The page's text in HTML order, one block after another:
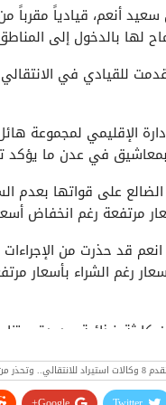
أنعم، قيادياً مقرباً
لها بالدخول إلى
الإقليمي لمجموعة
في عدن ما يؤكد
على قواتها بعدم
مرتفعة رغم انخفاض
قد حذرت من
رغم الشراء بأسعار
غذائية جديدة..
من المدينة عن
البضائع..!